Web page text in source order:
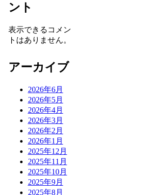
ント
表示できるコメン
トはありません。
アーカイブ
2026年6月
2026年5月
2026年4月
2026年3月
2026年2月
2026年1月
2025年12月
2025年11月
2025年10月
2025年9月
2025年8月